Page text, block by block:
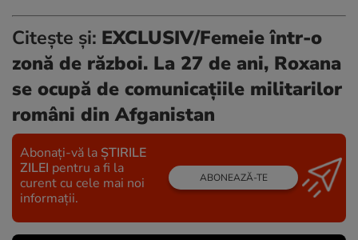
Citește și: EXCLUSIV/Femeie într-o
zonă de război. La 27 de ani, Roxana
se ocupă de comunicațiile militarilor
români din Afganistan
Abonați-vă la ȘTIRILE
ZILEI pentru a fi la
curent cu cele mai noi
informații.
ABONEAZĂ-TE